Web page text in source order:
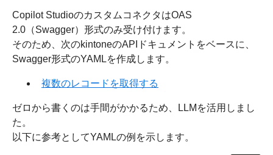
Copilot StudioのカスタムコネクタはOAS
2.0（Swagger）形式のみ受け付けます。
そのため、次のkintoneのAPIドキュメントをベースに、
Swagger形式のYAMLを作成します。
複数のレコードを取得する
ゼロから書くのは手間がかかるため、LLMを活用しまし
た。
以下に参考としてYAMLの例を示します。